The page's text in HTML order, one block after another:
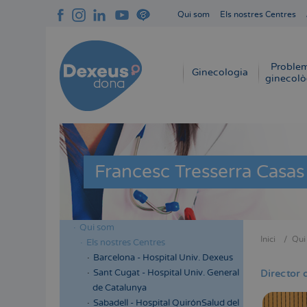
Qui som Els nostres Centres
Navegación
Ginecologia
Francesc Tresserra Casas
Menú
lateral
cabecera
Qui som
Els nostres Centres
Barcelona - Hospital Univ. Dexeus
Sant Cugat - Hospital Univ. General
de Catalunya
Sabadell - Hospital QuirónSalud del
Inici
Director